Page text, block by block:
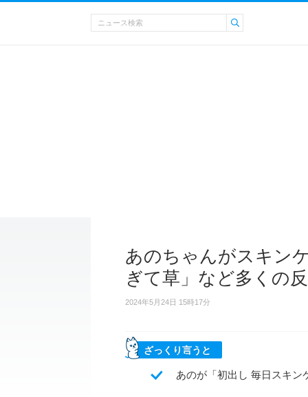
あのちゃんがスキン
ぎて草」など多くの
2024年5月24日 15時17分
ざっくり言うと
あのが「初出し 毎日スキン